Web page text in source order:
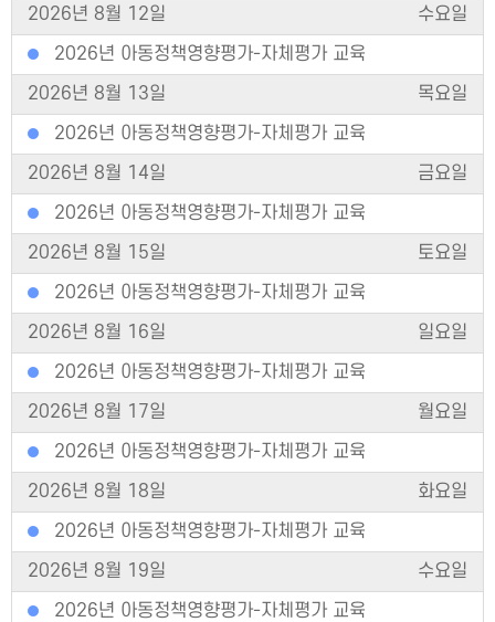
2026년 8월 12일
수요일
2026년 아동정책영향평가-자체평가 교육
2026년 8월 13일
목요일
2026년 아동정책영향평가-자체평가 교육
2026년 8월 14일
금요일
2026년 아동정책영향평가-자체평가 교육
2026년 8월 15일
토요일
2026년 아동정책영향평가-자체평가 교육
2026년 8월 16일
일요일
2026년 아동정책영향평가-자체평가 교육
2026년 8월 17일
월요일
2026년 아동정책영향평가-자체평가 교육
2026년 8월 18일
화요일
2026년 아동정책영향평가-자체평가 교육
2026년 8월 19일
수요일
2026년 아동정책영향평가-자체평가 교육